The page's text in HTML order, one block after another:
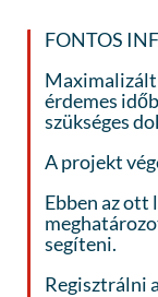
FONTOS
Maximalizált
érdemes
szükséges
A projekt
Ebben az ott
segíteni.
Regisztrálni